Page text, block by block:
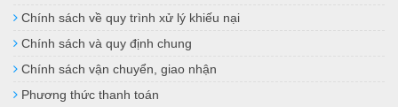
Chính sách về quy trình xử lý khiếu nại
Chính sách và quy định chung
Chính sách vận chuyển, giao nhận
Phương thức thanh toán